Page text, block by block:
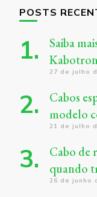
POSTS
Saiba
Kabotron
27 de julho
Cabos
modelo
21 de julho
Cabo de
quando
26 de junho